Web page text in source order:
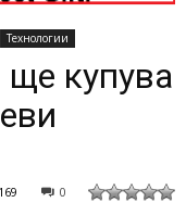
Технологии
купува
0
169